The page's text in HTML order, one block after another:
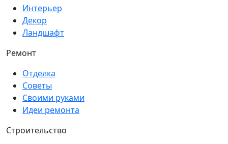
Интерьер
Декор
Ландшафт
Ремонт
Отделка
Советы
Своими руками
Идеи ремонта
Строительство